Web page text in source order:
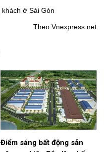
Theo Vnexpress.net
Điểm sáng bất động sản